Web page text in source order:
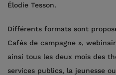
Élodie Tesson.
Différents formats sont
Cafés de campagne »,
ainsi tous les deux mois des
services publics, la jeunesse